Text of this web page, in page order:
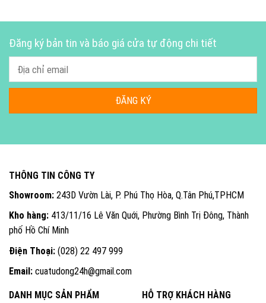
Đăng ký bản tin và báo giá cửa tự động chi tiết
THÔNG TIN CÔNG TY
Showroom: 243D Vườn Lài, P. Phú Thọ Hòa, Q.Tân Phú,TPHCM
Kho hàng: 413/11/16 Lê Văn Quới, Phường Bình Trị Đông, Thành
phố Hồ Chí Minh
Điện Thoại: (028) 22 497 999
Email: cuatudong24h@gmail.com
DANH MỤC SẢN PHẨM
HỖ TRỢ KHÁCH HÀNG